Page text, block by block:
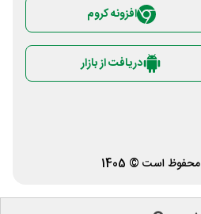
افزونه کروم
دریافت از بازار
محفوظ است © 1405